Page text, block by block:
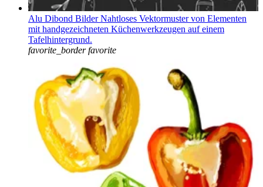
Alu Dibond Bilder Nahtloses Vektormuster von Elementen
mit handgezeichneten Küchenwerkzeugen auf einem
Tafelhintergrund.
favorite_border favorite